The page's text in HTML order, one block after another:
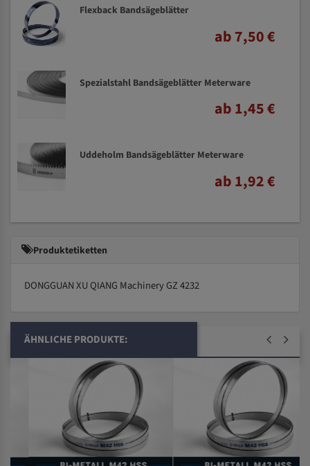
Flexback Bandsägeblätter
ab 7,50 €
Spezialstahl Bandsägeblätter Meterware
ab 1,45 €
Uddeholm Bandsägeblätter Meterware
ab 1,92 €
Produktetiketten
DONGGUAN XU QIANG Machinery GZ 4232
ÄHNLICHE PRODUKTE: